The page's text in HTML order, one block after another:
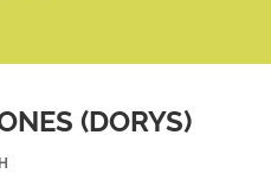
(DORYS)